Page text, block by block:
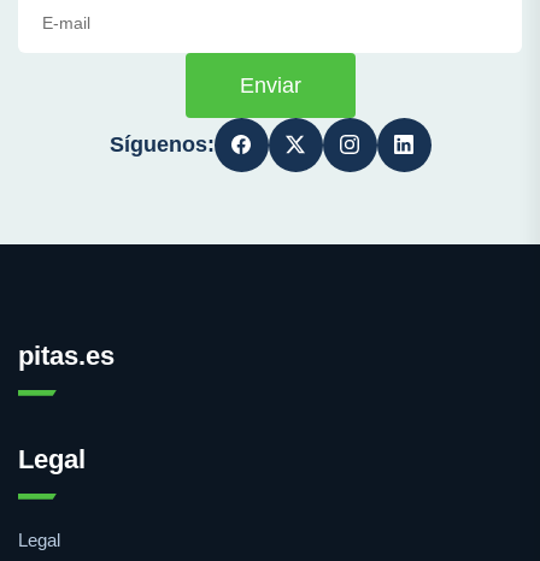
Enviar
Síguenos:
pitas.es
Legal
Legal